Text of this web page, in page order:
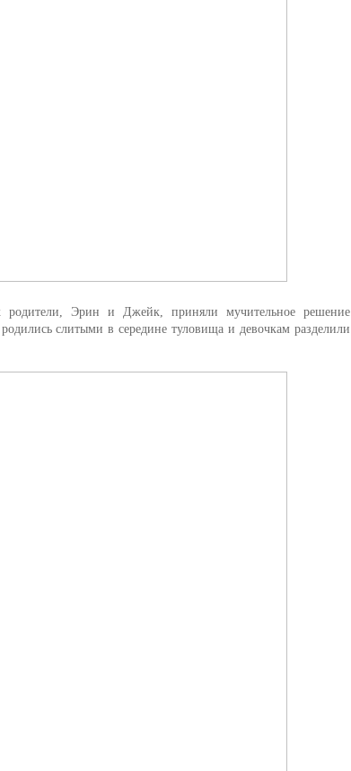
Эрин и Джейк, приняли мучительное решение
слитыми в середине туловища и девочкам разделили